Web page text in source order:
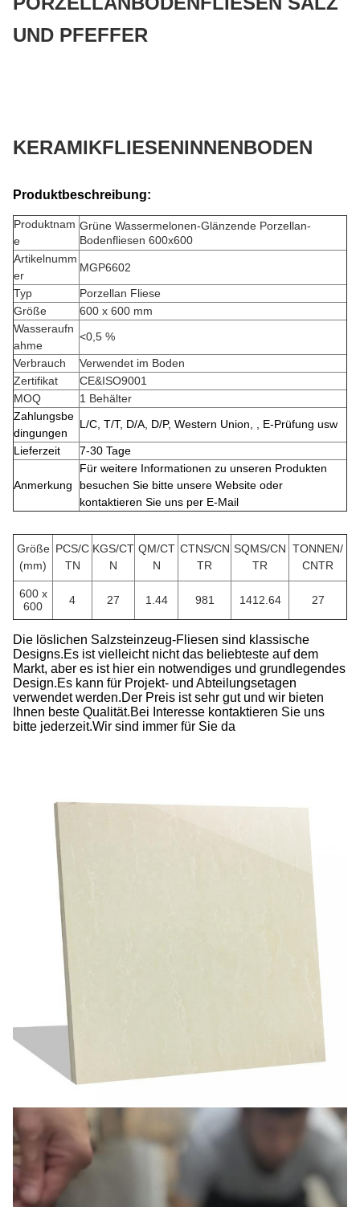
UND PFEFFER
KERAMIKFLIESENINNENBODEN
Produktbeschreibung:
Produktnam
e
Grüne Wassermelonen-Glänzende Porzellan-
Bodenfliesen 600x600
Artikelnumm
er
MGP6602
Typ
Porzellan Fliese
Größe
600 x 600 mm
Wasseraufn
ahme
<0,5 %
Verbrauch
Verwendet im Boden
Zertifikat
CE&ISO9001
MOQ
1 Behälter
Zahlungsbe
dingungen
L/C, T/T, D/A, D/P, Western Union, , E-Prüfung usw
Lieferzeit 7-30 Tage
Anmerkung
Für weitere Informationen zu unseren Produkten
besuchen Sie bitte unsere Website oder
kontaktieren Sie uns per E-Mail
Größe
(mm)
PCS/C
TN
KGS/CT
N
QM/CT
N
CTNS/CN
TR
SQMS/CN
TR
TONNEN/
CNTR
600 x
600
4 27 1.44 981 1412.64 27
Die löslichen Salzsteinzeug-Fliesen sind klassische
Designs.Es ist vielleicht nicht das beliebteste auf dem
Markt, aber es ist hier ein notwendiges und grundlegendes
Design.Es kann für Projekt- und Abteilungsetagen
verwendet werden.Der Preis ist sehr gut und wir bieten
Ihnen beste Qualität.Bei Interesse kontaktieren Sie uns
bitte jederzeit.Wir sind immer für Sie da